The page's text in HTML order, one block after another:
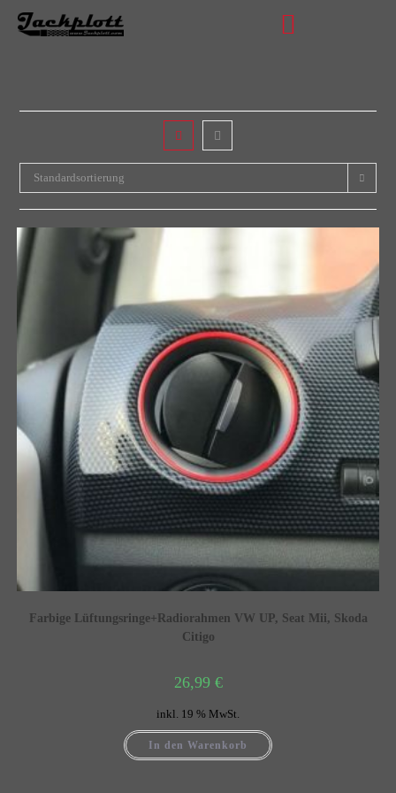
Standardsortierung
Farbige Lüftungsringe+Radiorahmen VW UP, Seat Mii, Skoda
Citigo
26,99 €
inkl. 19 % MwSt.
In den Warenkorb